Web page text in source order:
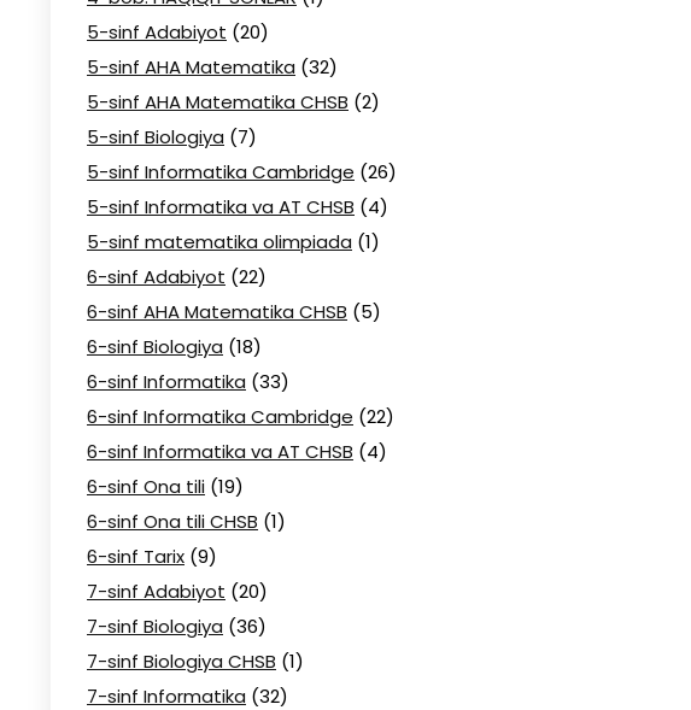
5-sinf Adabiyot (20)
5-sinf AHA Matematika (32)
5-sinf AHA Matematika CHSB (2)
5-sinf Biologiya (7)
5-sinf Informatika Cambridge (26)
5-sinf Informatika va AT CHSB (4)
5-sinf matematika olimpiada (1)
6-sinf Adabiyot (22)
6-sinf AHA Matematika CHSB (5)
6-sinf Biologiya (18)
6-sinf Informatika (33)
6-sinf Informatika Cambridge (22)
6-sinf Informatika va AT CHSB (4)
6-sinf Ona tili (19)
6-sinf Ona tili CHSB (1)
6-sinf Tarix (9)
7-sinf Adabiyot (20)
7-sinf Biologiya (36)
7-sinf Biologiya CHSB (1)
7-sinf Informatika (32)